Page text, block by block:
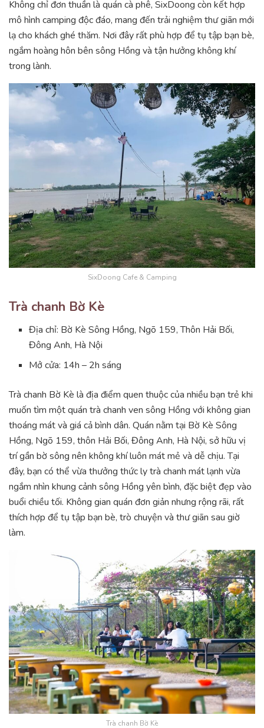
Không chỉ đơn thuần là quán cà phê, SixDoong còn kết hợp
mô hình camping độc đáo, mang đến trải nghiệm thư giãn mới
lạ cho khách ghé thăm. Nơi đây rất phù hợp để tụ tập bạn bè,
ngắm hoàng hôn bên sông Hồng và tận hưởng không khí
trong lành.
SixDoong Cafe & Camping
Trà chanh Bờ Kè
Địa chỉ: Bờ Kè Sông Hồng, Ngõ 159, Thôn Hải Bối,
Đông Anh, Hà Nội
Mở cửa: 14h – 2h sáng
Trà chanh Bờ Kè là địa điểm quen thuộc của nhiều bạn trẻ khi
muốn tìm một quán trà chanh ven sông Hồng với không gian
thoáng mát và giá cả bình dân. Quán nằm tại Bờ Kè Sông
Hồng, Ngõ 159, thôn Hải Bối, Đông Anh, Hà Nội, sở hữu vị
trí gần bờ sông nên không khí luôn mát mẻ và dễ chịu. Tại
đây, bạn có thể vừa thưởng thức ly trà chanh mát lạnh vừa
ngắm nhìn khung cảnh sông Hồng yên bình, đặc biệt đẹp vào
buổi chiều tối. Không gian quán đơn giản nhưng rộng rãi, rất
thích hợp để tụ tập bạn bè, trò chuyện và thư giãn sau giờ
làm.
Trà chanh Bờ Kè